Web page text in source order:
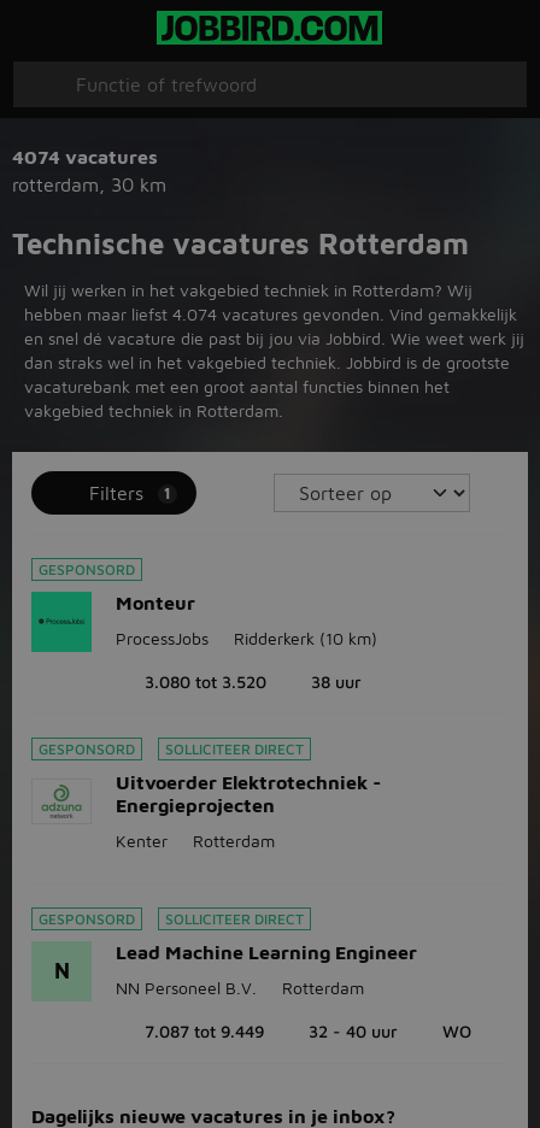
4074 vacatures
rotterdam
30 km
Technische vacatures Rotterdam
Wil jij werken in het vakgebied techniek in Rotterdam? Wij
hebben maar liefst 4.074 vacatures gevonden. Vind gemakkelijk
en snel dé vacature die past bij jou via Jobbird. Wie weet werk jij
dan straks wel in het vakgebied techniek. Jobbird is de grootste
vacaturebank met een groot aantal functies binnen het
vakgebied techniek in Rotterdam.
Filters 1
GESPONSORD
Monteur
ProcessJobs Ridderkerk (10 km)
3.080 tot 3.520 38 uur
GESPONSORD SOLLICITEER DIRECT
Uitvoerder Elektrotechniek -
Energieprojecten
Kenter Rotterdam
GESPONSORD SOLLICITEER DIRECT
N
Lead Machine Learning Engineer
NN Personeel B.V. Rotterdam
7.087 tot 9.449 32 - 40 uur WO
Dagelijks nieuwe vacatures in je inbox?